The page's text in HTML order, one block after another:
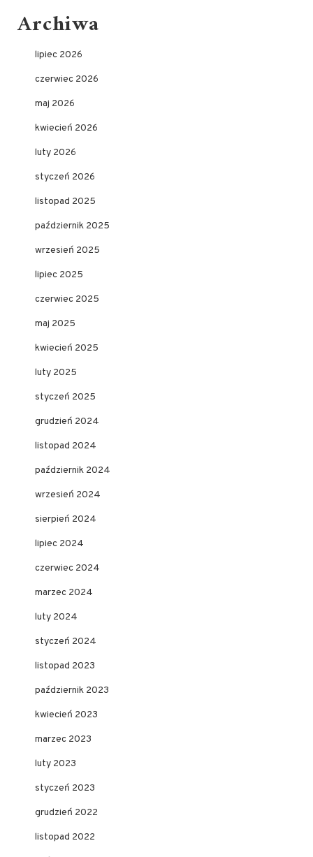
Archiwa
lipiec 2026
czerwiec 2026
maj 2026
kwiecień 2026
luty 2026
styczeń 2026
listopad 2025
październik 2025
wrzesień 2025
lipiec 2025
czerwiec 2025
maj 2025
kwiecień 2025
luty 2025
styczeń 2025
grudzień 2024
listopad 2024
październik 2024
wrzesień 2024
sierpień 2024
lipiec 2024
czerwiec 2024
marzec 2024
luty 2024
styczeń 2024
listopad 2023
październik 2023
kwiecień 2023
marzec 2023
luty 2023
styczeń 2023
grudzień 2022
listopad 2022